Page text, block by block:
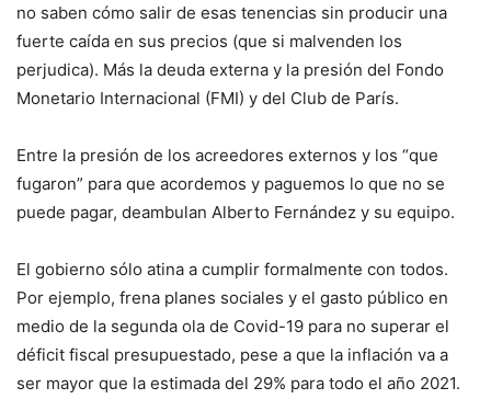
no saben cómo salir de esas tenencias sin producir una
fuerte caída en sus precios (que si malvenden los
perjudica). Más la deuda externa y la presión del Fondo
Monetario Internacional (FMI) y del Club de París.
Entre la presión de los acreedores externos y los “que
fugaron” para que acordemos y paguemos lo que no se
puede pagar, deambulan Alberto Fernández y su equipo.
El gobierno sólo atina a cumplir formalmente con todos.
Por ejemplo, frena planes sociales y el gasto público en
medio de la segunda ola de Covid-19 para no superar el
déficit fiscal presupuestado, pese a que la inflación va a
ser mayor que la estimada del 29% para todo el año 2021.